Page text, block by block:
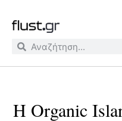
H Organic